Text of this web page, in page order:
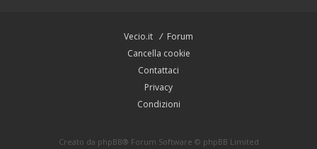
Vecio.it
Forum
Cancella cookie
Contattaci
Privacy
Condizioni
Creato da phpBB® Forum Software © phpBB Limited